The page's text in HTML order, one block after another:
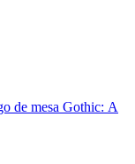
de mesa Gothic: A